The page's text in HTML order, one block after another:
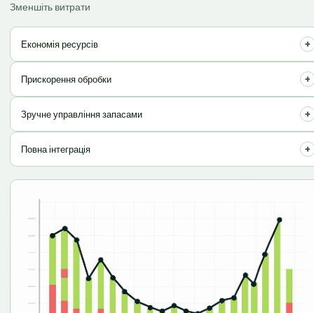
Зменшіть витрати
Економія ресурсів +
Прискорення обробки
+
Зручне управління запасами
+
Повна інтеграція
+